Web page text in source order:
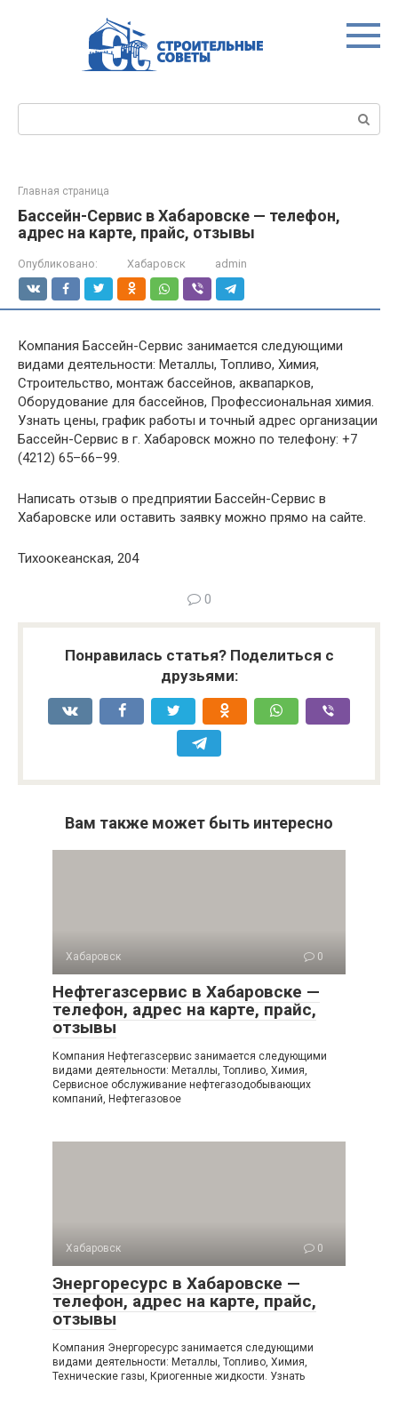
Главная страница
Бассейн-Сервис в Хабаровске — телефон,
адрес на карте, прайс, отзывы
Опубликовано: Хабаровск admin
Компания Бассейн-Сервис занимается следующими
видами деятельности: Металлы, Топливо, Химия,
Строительство, монтаж бассейнов, аквапарков,
Оборудование для бассейнов, Профессиональная химия.
Узнать цены, график работы и точный адрес организации
Бассейн-Сервис в г. Хабаровск можно по телефону: +7
(4212) 65–66–99.
Написать отзыв о предприятии Бассейн-Сервис в
Хабаровске или оставить заявку можно прямо на сайте.
Тихоокеанская, 204
0
Понравилась статья? Поделиться с
друзьями:
Вам также может быть интересно
Хабаровск 0
Нефтегазсервис в Хабаровске —
телефон, адрес на карте, прайс,
отзывы
Компания Нефтегазсервис занимается следующими
видами деятельности: Металлы, Топливо, Химия,
Сервисное обслуживание нефтегазодобывающих
компаний, Нефтегазовое
Хабаровск 0
Энергоресурс в Хабаровске —
телефон, адрес на карте, прайс,
отзывы
Компания Энергоресурс занимается следующими
видами деятельности: Металлы, Топливо, Химия,
Технические газы, Криогенные жидкости. Узнать